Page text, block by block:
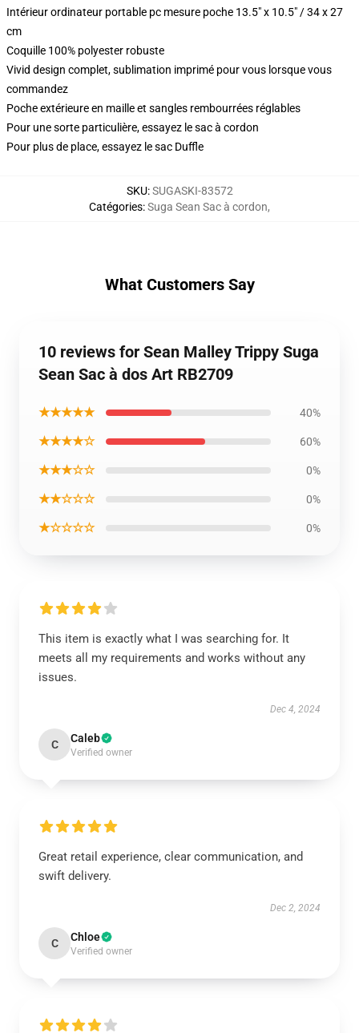
Intérieur ordinateur portable pc mesure poche 13.5" x 10.5" / 34 x 27
cm
Coquille 100% polyester robuste
Vivid design complet, sublimation imprimé pour vous lorsque vous
commandez
Poche extérieure en maille et sangles rembourrées réglables
Pour une sorte particulière, essayez le sac à cordon
Pour plus de place, essayez le sac Duffle
SKU:SUGASKI-83572
Catégories:Suga Sean Sac à cordon,
What Customers Say
10 reviews for Sean Malley Trippy Suga
Sean Sac à dos Art RB2709
★★★★★ 40%
★★★★☆ 60%
★★★☆☆ 0%
★★☆☆☆ 0%
★☆☆☆☆ 0%
This item is exactly what I was searching for. It
meets all my requirements and works without any
issues.
Dec 4, 2024
C Caleb
Verified owner
Great retail experience, clear communication, and
swift delivery.
Dec 2, 2024
C Chloe
Verified owner